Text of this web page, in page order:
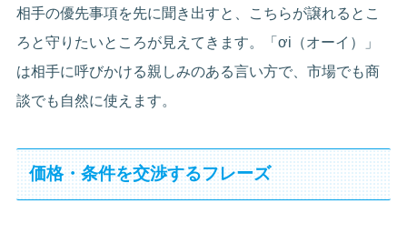
相手の優先事項を先に聞き出すと、こちらが譲れるとこ
ろと守りたいところが見えてきます。「ơi（オーイ）」
は相手に呼びかける親しみのある言い方で、市場でも商
談でも自然に使えます。
価格・条件を交渉するフレーズ